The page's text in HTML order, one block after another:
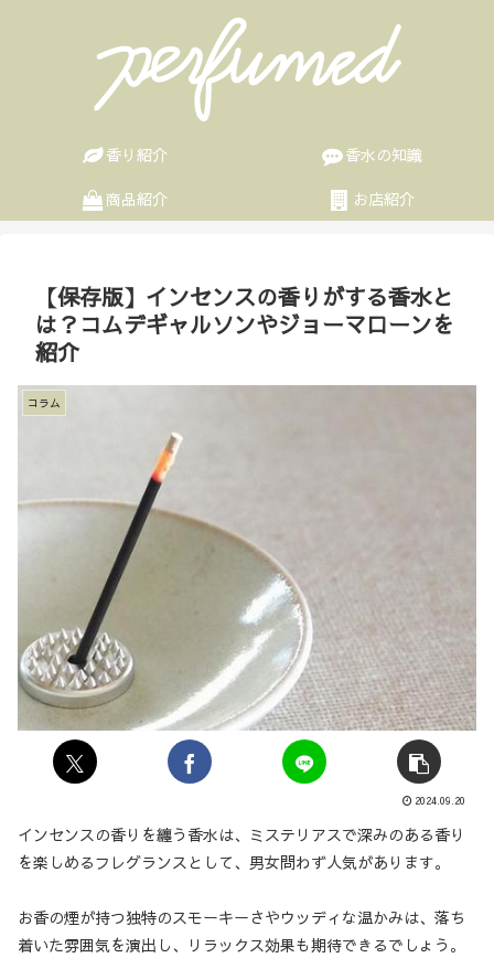
香り紹介
香水の知識
商品紹介
お店紹介
【保存版】インセンスの香りがする香水と
は？コムデギャルソンやジョーマローンを
紹介
コラム
2024.09.20
インセンスの香りを纏う香水は、ミステリアスで深みのある香り
を楽しめるフレグランスとして、男女問わず人気があります。
お香の煙が持つ独特のスモーキーさやウッディな温かみは、落ち
着いた雰囲気を演出し、リラックス効果も期待できるでしょう。